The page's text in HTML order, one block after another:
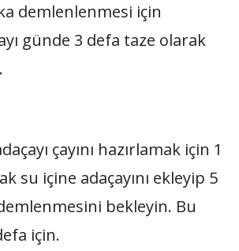
demlenlenmesi için
günde 3 defa taze olarak
çayını hazırlamak için 1
su içine adaçayını ekleyip 5
bekleyin. Bu
için.